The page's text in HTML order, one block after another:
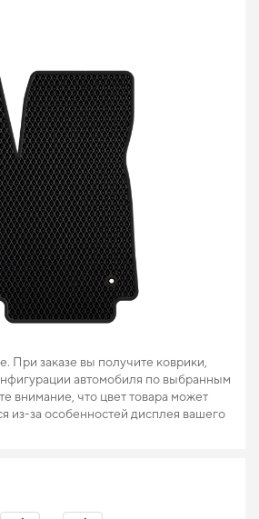
При заказе вы получите коврики,
автомобиля по выбранным
внимание, что цвет товара может
из-за особенностей дисплея вашего